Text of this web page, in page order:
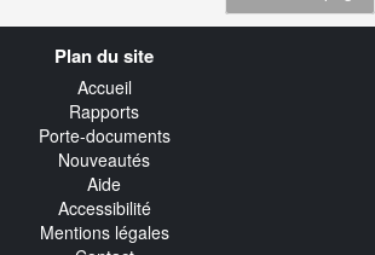
Plan du site
Accueil
Rapports
Porte-documents
Nouveautés
Aide
Accessibilité
Mentions légales